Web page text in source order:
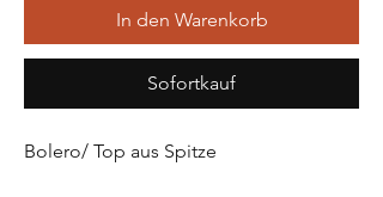
In den Warenkorb
Sofortkauf
Bolero/ Top aus Spitze